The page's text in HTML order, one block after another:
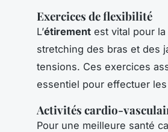
Exercices de flexibilité
L’étirement est vital pour
stretching des bras et des
tensions. Ces exercices
essentiel pour effectuer
Activités cardio-
Pour une meilleure santé